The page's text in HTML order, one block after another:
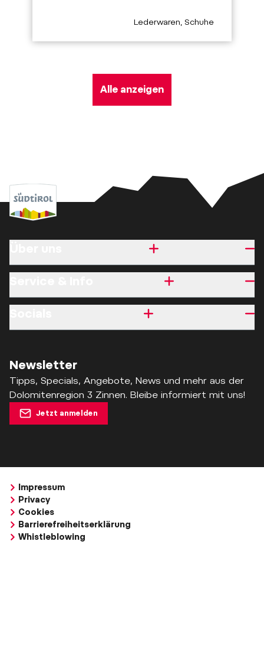
aria.poi_category_prefix
Lederwaren, Schuhe
Alle anzeigen
Newsletter
Tipps, Specials, Angebote, News und mehr aus der
Dolomitenregion 3 Zinnen. Bleibe informiert mit uns!
Jetzt anmelden
Impressum
Privacy
Cookies
Barrierefreiheitserklärung
Whistleblowing